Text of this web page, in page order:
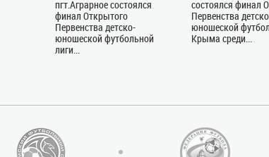
пгт.Аграрное состоялся
финал Открытого
Первенства детско-
юношеской футбольной
лиги...
состоялся финал
Первенства
юношеской
Крыма среди...